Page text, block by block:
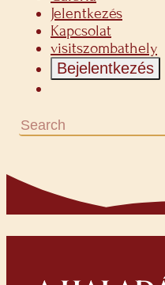
Jelentkezés
Kapcsolat
visitszombathely
Bejelentkezés